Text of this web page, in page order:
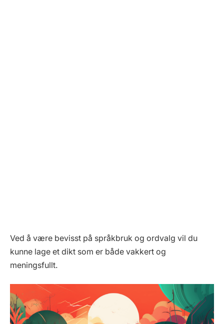
Ved å være bevisst på språkbruk og ordvalg vil du
kunne lage et dikt som er både vakkert og
meningsfullt.